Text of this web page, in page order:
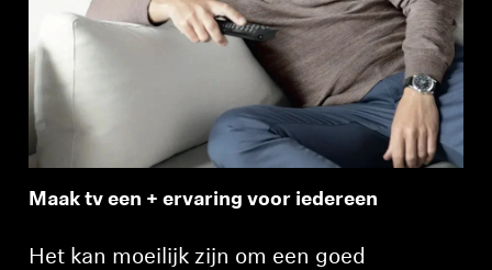
Maak tv een + ervaring voor iedereen
Het kan moeilijk zijn om een goed